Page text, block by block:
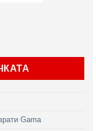
модел 205P в 5
Gama